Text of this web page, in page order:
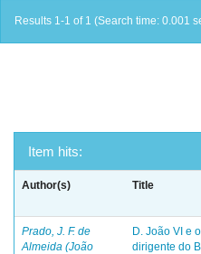
Results 1-1 of 1 (Search time: 0.001
Item hits:
Author(s) Title
Prado, J. F. de
Almeida (João
D. João VI e
dirigente do